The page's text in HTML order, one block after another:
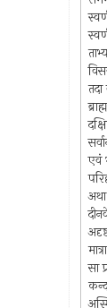
एवं
सा